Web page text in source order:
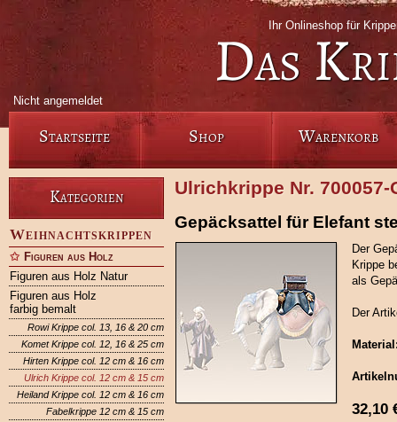
Ihr Onlineshop für
Das
Nicht angemeldet
Startseite Shop Warenkorb
Kategorien
Weihnachtskrippen
Figuren aus Holz
Figuren aus Holz Natur
Figuren aus Holz
farbig bemalt
Rowi Krippe col. 13, 16 & 20 cm
Komet Krippe col. 12, 16 & 25 cm
Hirten Krippe col. 12 cm & 16 cm
Ulrich Krippe col. 12 cm & 15 cm
Heiland Krippe col. 12 cm & 16 cm
Fabelkrippe 12 cm & 15 cm
Ulrichkrippe Nr.
Gepäcksattel für Elefant
Der
Krippe
als
Der
32,10